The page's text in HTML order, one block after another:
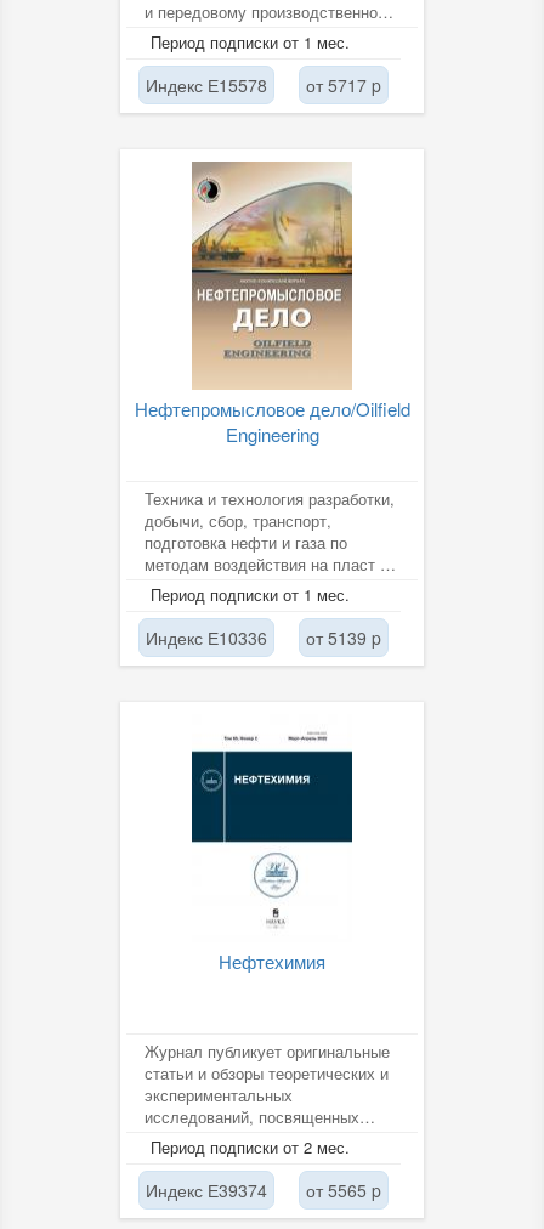
и передовому производственному
опыту, в год выпускается 12...
Период подписки от 1 мес.
Индекс Е15578 от 5717 p
Нефтепромысловое дело/Oilfield
Engineering
Техника и технология разработки,
добычи, сбор, транспорт,
подготовка нефти и газа по
методам воздействия на пласт и
повышение нефтеотдачи,
текущие...
Период подписки от 1 мес.
Индекс Е10336 от 5139 p
Нефтехимия
Журнал публикует оригинальные
статьи и обзоры теоретических и
экспериментальных
исследований, посвященных
современным проблемам
нефтехимии и...
Период подписки от 2 мес.
Индекс Е39374 от 5565 p